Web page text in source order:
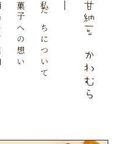
私たちについて
菓子への想い